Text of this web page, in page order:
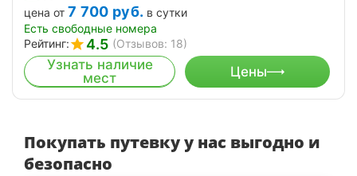
цена от 7 700 руб. в сутки
Есть свободные номера
Рейтинг:
4.5 (Отзывов: 18)
Узнать наличие
мест
Цены
Покупать путевку у нас выгодно и
безопасно